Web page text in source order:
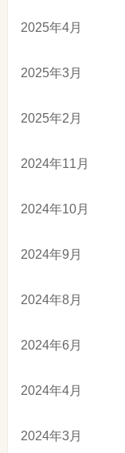
2025年4月
2025年3月
2025年2月
2024年11月
2024年10月
2024年9月
2024年8月
2024年6月
2024年4月
2024年3月